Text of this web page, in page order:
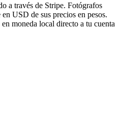
a través de Stripe. Fotógrafos
USD de sus precios en pesos.
moneda local directo a tu cuenta